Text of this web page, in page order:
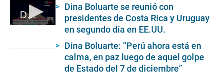
Dina Boluarte en Foro de Inversión Responsable APEP-BID.
Dina Boluarte se reunió con
presidentes de Costa Rica y Uruguay
en segundo día en EE.UU.
Dina Boluarte: “Perú ahora está en
calma, en paz luego de aquel golpe
de Estado del 7 de diciembre”